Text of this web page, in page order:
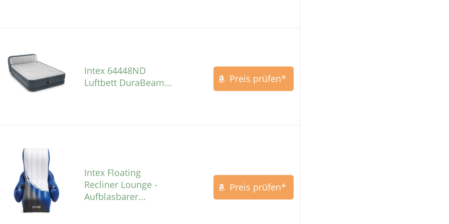
Intex 64448ND
Luftbett DuraBeam...
Preis prüfen*
Intex Floating
Recliner Lounge -
Aufblasbarer...
Preis prüfen*